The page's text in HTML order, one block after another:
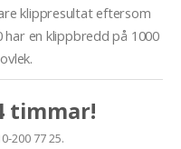
klippresultat eftersom
en klippbredd på 1000
timmar!
200 77 25.